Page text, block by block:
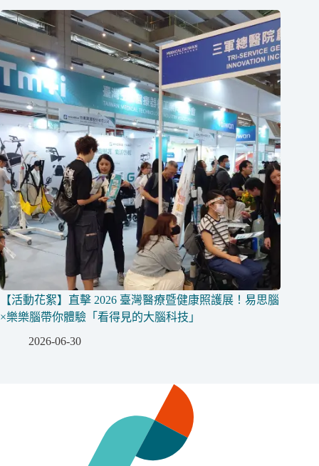
【活動花絮】直擊 2026 臺灣醫療暨健康照護展！易思腦
×樂樂腦帶你體驗「看得見的大腦科技」
2026-06-30